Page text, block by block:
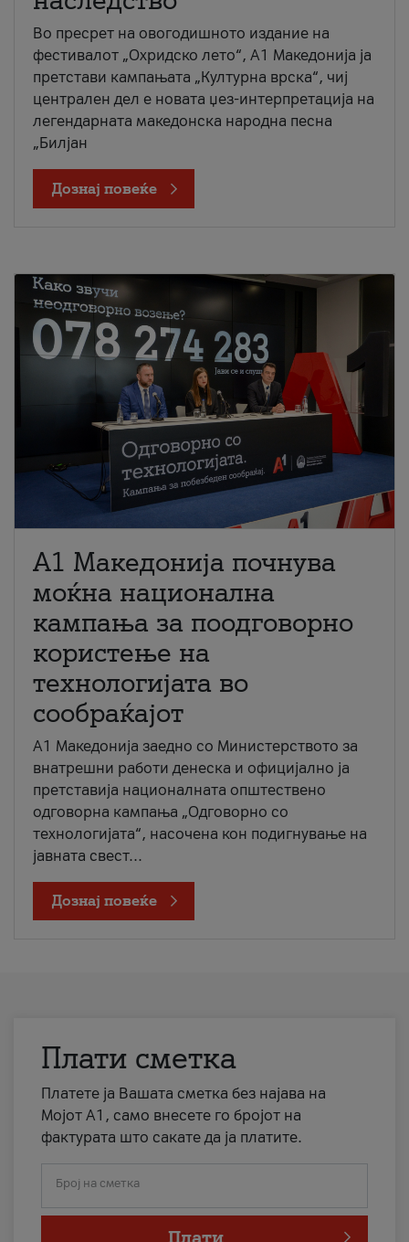
Во пресрет на овогодишното издание на
фестивалот „Охридско лето“, А1 Македонија ја
претстави кампањата „Културна врска“, чиј
централен дел е новата џез-интерпретација на
легендарната македонска народна песна
„Билјан
Дознај повеќе
A1 Македонија почнува
моќна национална
кампања за поодговорно
користење на
технологијата во
сообраќајот
A1 Македонија заедно со Министерството за
внатрешни работи денеска и официјално ја
претставија националната општествено
одговорна кампања „Одговорно со
технологијата“, насочена кон подигнување на
јавната свест...
Дознај повеќе
Плати сметка
Платете ја Вашата сметка без најава на
Мојот А1, само внесете го бројот на
фактурата што сакате да ја платите.
Број на сметка
Плати